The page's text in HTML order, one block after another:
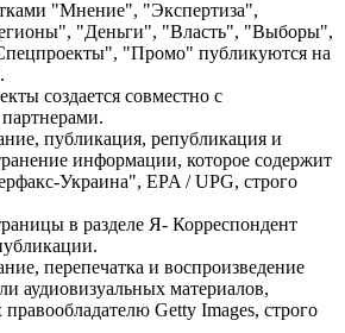
"Мнение", "Экспертиза",
"Деньги", "Власть", "Выборы",
"Промо" публикуются на
создается совместно с
публикация, републикация и
информации, которое содержит
Украина", EPA / UPG, строго
в разделе Я- Корреспондент
перепечатка и воспроизведение
аудиовизуальных материалов,
Getty Images, строго